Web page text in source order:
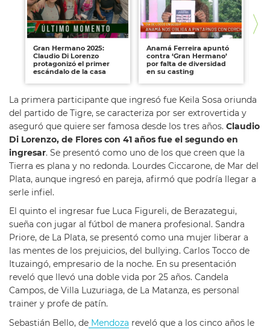
Gran Hermano 2025:
Claudio Di Lorenzo
protagonizó el primer
escándalo de la casa
Anamá Ferreira apuntó
contra ‘Gran Hermano’
por falta de diversidad
en su casting
La primera participante que ingresó fue Keila Sosa oriunda
del partido de Tigre, se caracteriza por ser extrovertida y
aseguró que quiere ser famosa desde los tres años. Claudio
Di Lorenzo, de Flores con 41 años fue el segundo en
ingresar. Se presentó como uno de los que creen que la
Tierra es plana y no redonda. Lourdes Ciccarone, de Mar del
Plata, aunque ingresó en pareja, afirmó que podría llegar a
serle infiel.
El quinto el ingresar fue Luca Figureli, de Berazategui,
sueña con jugar al fútbol de manera profesional. Sandra
Priore, de La Plata, se presentó como una mujer liberar a
las mentes de los prejuicios, del bullying. Carlos Tocco de
Ituzaingó, empresario de la noche. En su presentación
reveló que llevó una doble vida por 25 años. Candela
Campos, de Villa Luzuriaga, de La Matanza, es personal
trainer y profe de patín.
Sebastián Bello, de Mendoza reveló que a los cinco años le